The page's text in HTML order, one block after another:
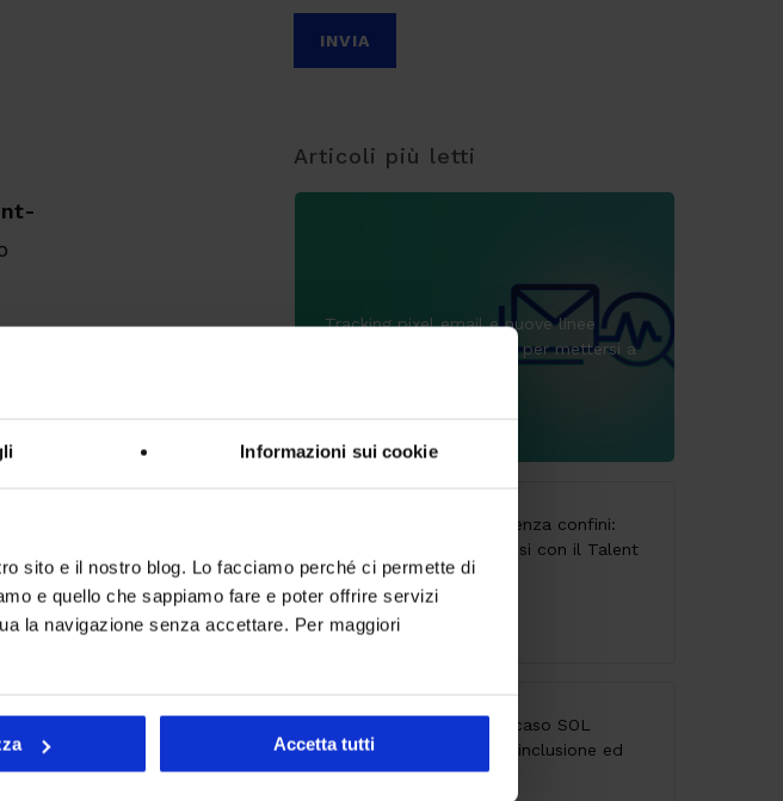
Informazioni sui cookie
sito e il nostro blog. Lo facciamo perché ci permette di
e quello che sappiamo fare e poter offrire servizi
la navigazione senza accettare. Per maggiori
Accetta tutti
Articoli più letti
Tracking pixel email e nuove linee
guida: deadline al 29/10 per mettersi a
9 Luglio 2026
CodyLab, formazione senza confini:
Italia e Camerun connessi con il Talent
Accelerator Program
25 Giugno 2026
Accessibilità digitale: il caso SOL
Veritas tra innovazione, inclusione ed
esperienza utente